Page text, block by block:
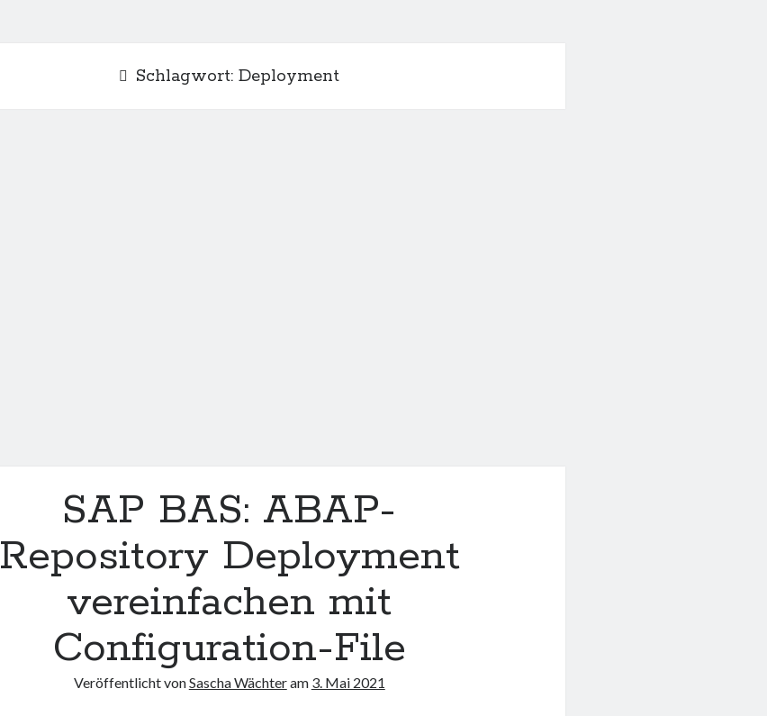
Schlagwort:Deployment
SAP BAS: ABAP-
Repository Deployment
vereinfachen mit
Configuration-File
Veröffentlicht vonSascha Wächteram 3. Mai 2021